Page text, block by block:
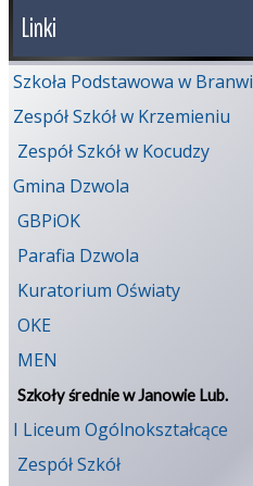
Linki
Szkoła Podstawowa w Branwi
Zespół Szkół w Krzemieniu
Zespół Szkół w Kocudzy
Gmina Dzwola
GBPiOK
Parafia Dzwola
Kuratorium Oświaty
OKE
MEN
Szkoły średnie w Janowie Lub.
I Liceum Ogólnokształcące
Zespół Szkół